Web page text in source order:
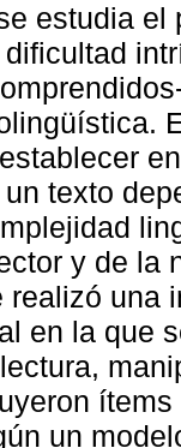
estudia el
dificultad
texto
y de la
realizó una
en la que
un